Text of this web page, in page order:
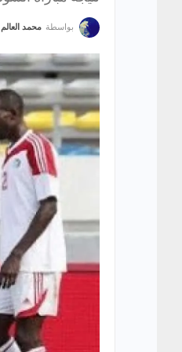
بواسطة محمد العالم